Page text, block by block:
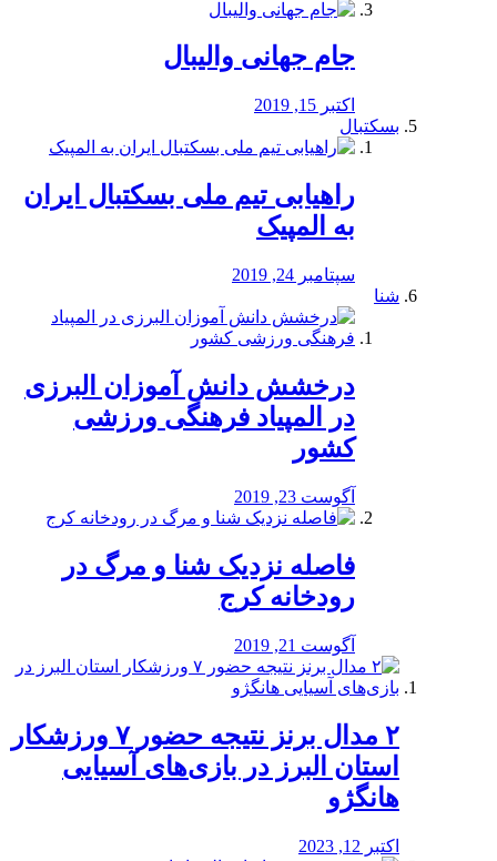
جام جهانی والیبال
اکتبر 15, 2019
بسکتبال
راهیابی تیم ملی بسکتبال ایران
به المپیک
سپتامبر 24, 2019
شنا
درخشش دانش آموزان البرزی
در المپیاد فرهنگی ورزشی
کشور
آگوست 23, 2019
️فاصله نزدیک شنا و مرگ در
رودخانه کرج
آگوست 21, 2019
۲ مدال برنز نتیجه حضور ۷ ورزشکار
استان البرز در بازی‌های آسیایی
هانگژو
اکتبر 12, 2023